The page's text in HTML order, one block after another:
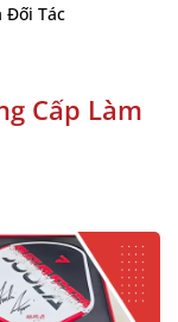
Đối Tác
Cấp Làm